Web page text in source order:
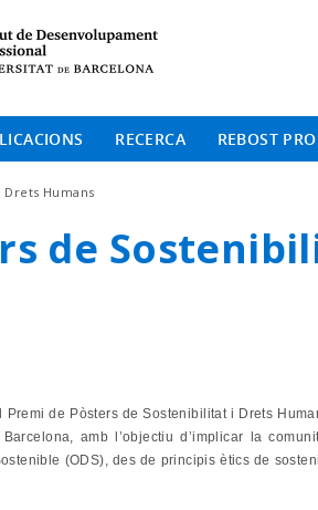
RECERCA REBOST
Humans
de
de Pòsters de Sostenibilitat i Drets
amb l’objectiu d’implicar la
(ODS), des de principis ètics de